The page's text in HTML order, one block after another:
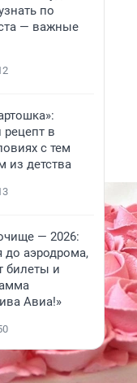
по
— важные
рецепт в
с тем
из детства
— 2026:
до аэродрома,
билеты и
Авиа!»